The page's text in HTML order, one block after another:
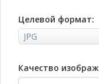
Целевой формат:
Качество